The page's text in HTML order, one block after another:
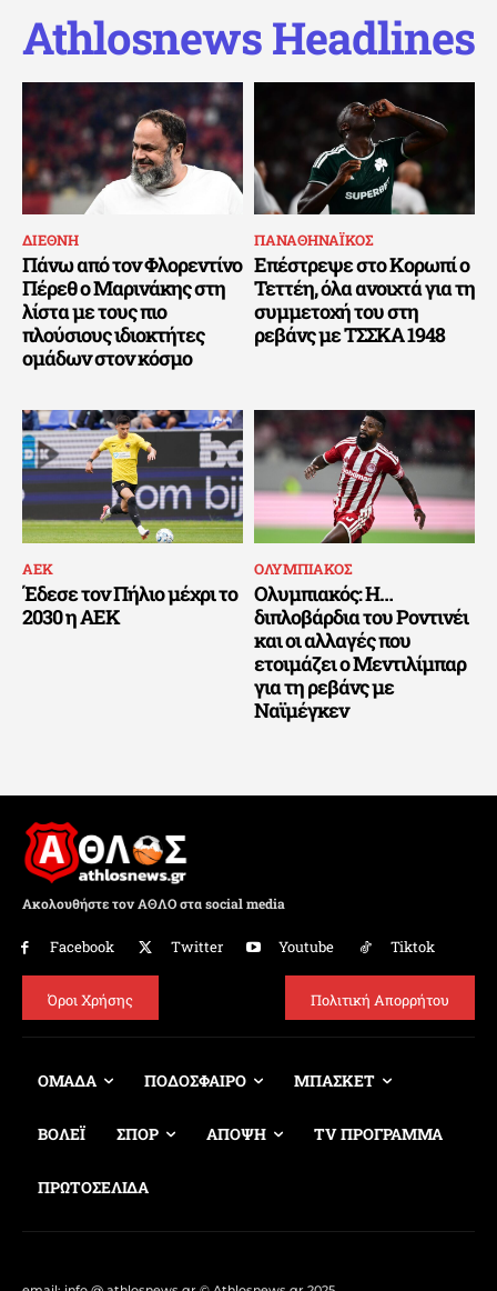
Athlosnews Headlines
ΔΙΕΘΝΗ
Πάνω από τον Φλορεντίνο
Πέρεθ ο Μαρινάκης στη
λίστα με τους πιο
πλούσιους ιδιοκτήτες
ομάδων στον κόσμο
ΠΑΝΑΘΗΝΑΪΚΟΣ
Επέστρεψε στο Κορωπί ο
Τεττέη, όλα ανοιχτά για τη
συμμετοχή του στη
ρεβάνς με ΤΣΣΚΑ 1948
ΑΕΚ
Έδεσε τον Πήλιο μέχρι το
2030 η ΑΕΚ
ΟΛΥΜΠΙΑΚΟΣ
Ολυμπιακός: Η…
διπλοβάρδια του Ροντινέι
και οι αλλαγές που
ετοιμάζει ο Μεντιλίμπαρ
για τη ρεβάνς με
Ναϊμέγκεν
Ακολουθήστε τον ΑΘΛΟ στα social media
Facebook Twitter Youtube Tiktok
Όροι Χρήσης Πολιτική Απορρήτου
ΟΜΑΔΑ ΠΟΔΟΣΦΑΙΡΟ ΜΠΑΣΚΕΤ
ΒΟΛΕΪ ΣΠΟΡ ΑΠΟΨΗ TV ΠΡΟΓΡΑΜΜΑ
ΠΡΩΤΟΣΕΛΙΔΑ